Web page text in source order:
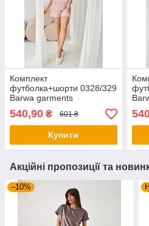
Комплект
футболка+шорти 0328/329
Barwa garments
540,90 ₴ 601 ₴
Купити
Акційні пропозиції та
–10%